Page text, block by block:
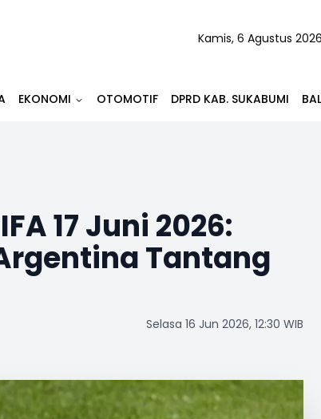
Kamis, 6 Agustus 2026
EKONOMI OTOMOTIF DPRD KAB. SUKABUMI
17 Juni 2026:
Tantang
Selasa 16 Jun 2026, 12:30 WIB